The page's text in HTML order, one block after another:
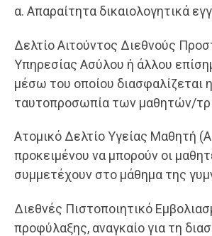
α. Απαραίτητα δικαιολογητικά
Δελτίο Αιτούντος Διεθνούς
Υπηρεσίας Ασύλου ή άλλου
μέσω του οποίου διασφαλίζεται η
ταυτοπροσωπία των μαθητών/
Ατομικό Δελτίο Υγείας Μαθητή
προκειμένου να μπορούν οι
συμμετέχουν στο μάθημα της
Διεθνές Πιστοποιητικό
προφύλαξης, αναγκαίο για τη